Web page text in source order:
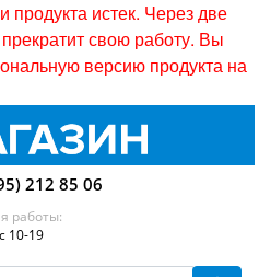
истек. Через две
свою работу. Вы
версию продукта на
212 85 06
работы:
10-19